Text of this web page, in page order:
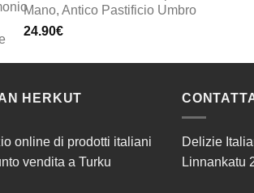
Mano, Antico Pastificio Umbro
24.90€
HERKUT
online di prodotti italiani
vendita a Turku
Delizie
Linnankatu